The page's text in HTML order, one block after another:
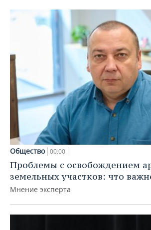
Общество 00:00
Проблемы с освобождением
земельных участков: что
Мнение эксперта